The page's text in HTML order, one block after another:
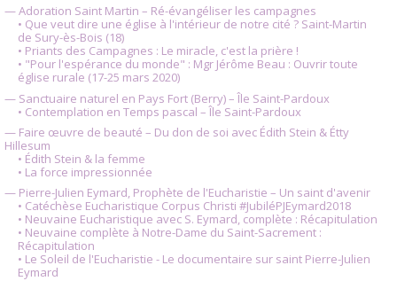
— Adoration Saint Martin – Ré-évangéliser les campagnes
• Que veut dire une église à l'intérieur de notre cité ? Saint-Martin
de Sury-ès-Bois (18)
• Priants des Campagnes : Le miracle, c'est la prière !
• "Pour l'espérance du monde" : Mgr Jérôme Beau : Ouvrir toute
église rurale (17-25 mars 2020)
— Sanctuaire naturel en Pays Fort (Berry) – Île Saint-Pardoux
• Contemplation en Temps pascal – Île Saint-Pardoux
— Faire œuvre de beauté – Du don de soi avec Édith Stein & Étty
Hillesum
• Édith Stein & la femme
• La force impressionnée
— Pierre-Julien Eymard, Prophète de l'Eucharistie – Un saint d'avenir
• Catéchèse Eucharistique Corpus Christi #JubiléPJEymard2018
• Neuvaine Eucharistique avec S. Eymard, complète : Récapitulation
• Neuvaine complète à Notre-Dame du Saint-Sacrement :
Récapitulation
• Le Soleil de l'Eucharistie - Le documentaire sur saint Pierre-Julien
Eymard